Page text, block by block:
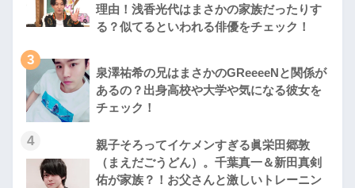
理由！浅香光代はまさかの家族だったりす
る？似てるといわれる俳優をチェック！
3
泉澤祐希の兄はまさかのGReeeeNと関係が
あるの？出身高校や大学や気になる彼女を
チェック！
4
親子そろってイケメンすぎる眞栄田郷敦
（まえだごうどん）。千葉真一＆新田真剣
佑が家族？！お父さんと激しいトレーニン